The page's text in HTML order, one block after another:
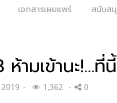
เอกสารเผยแพร่ สนับส
ามเข้านะ!…ที่
1,362 0